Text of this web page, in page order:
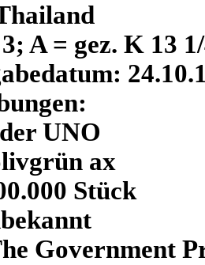
A = gez. K 13
UNO
ax
Stück
Government